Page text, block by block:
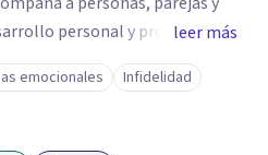
personal y profesional.
emocional, las
efectiva y el
neurociencias y estrategias
leer más
emocionales
Infidelidad